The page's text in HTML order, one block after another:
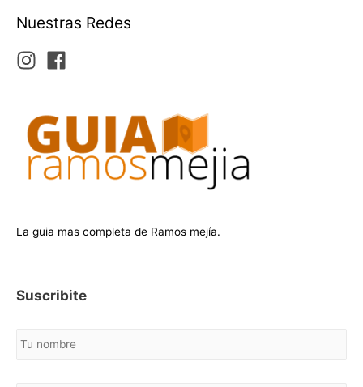
Nuestras Redes
La guia mas completa de Ramos mejía.
Suscribite
o